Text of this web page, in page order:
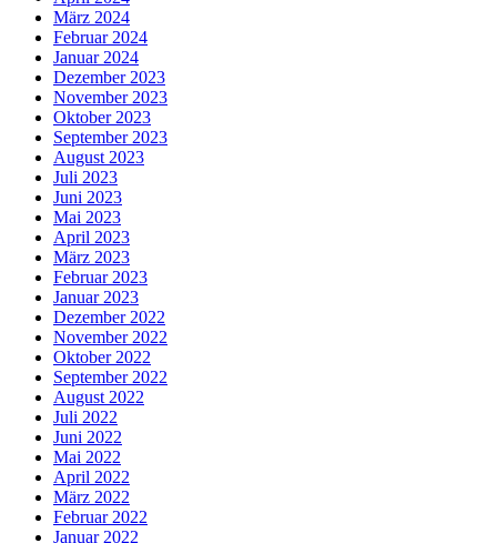
März 2024
Februar 2024
Januar 2024
Dezember 2023
November 2023
Oktober 2023
September 2023
August 2023
Juli 2023
Juni 2023
Mai 2023
April 2023
März 2023
Februar 2023
Januar 2023
Dezember 2022
November 2022
Oktober 2022
September 2022
August 2022
Juli 2022
Juni 2022
Mai 2022
April 2022
März 2022
Februar 2022
Januar 2022